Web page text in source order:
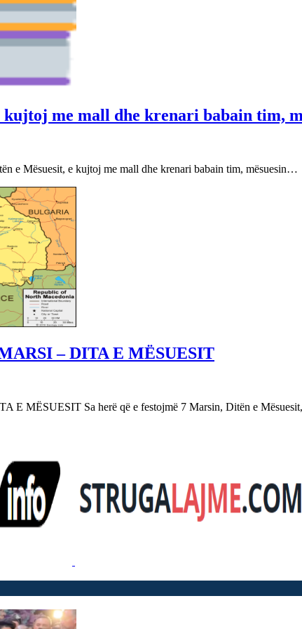
kujtoj me mall dhe krenari babain tim,
e Mësuesit, e kujtoj me mall dhe krenari babain tim, mësuesin…
– DITA E MËSUESIT
E MËSUESIT Sa herë që e festojmë 7 Marsin, Ditën e